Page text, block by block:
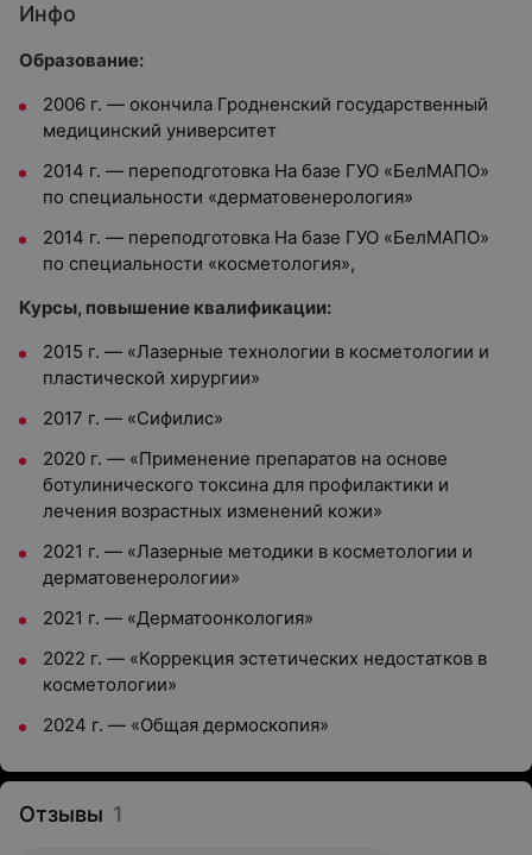
Инфо
Образование:
2006 г. — окончила Гродненский государственный
медицинский университет
2014 г. — переподготовка На базе ГУО «БелМАПО»
по специальности «дерматовенерология»
2014 г. — переподготовка На базе ГУО «БелМАПО»
по специальности «косметология»,
Курсы, повышение квалификации:
2015 г. — «Лазерные технологии в косметологии и
пластической хирургии»
2017 г. — «Сифилис»
2020 г. — «Применение препаратов на основе
ботулинического токсина для профилактики и
лечения возрастных изменений кожи»
2021 г. — «Лазерные методики в косметологии и
дерматовенерологии»
2021 г. — «Дерматоонкология»
2022 г. — «Коррекция эстетических недостатков в
косметологии»
2024 г. — «Общая дермоскопия»
Отзывы 1